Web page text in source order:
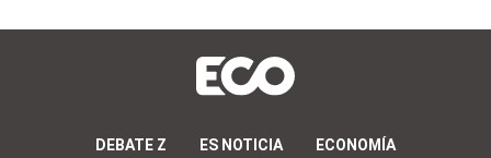
DEBATE Z ES NOTICIA ECONOMÍA